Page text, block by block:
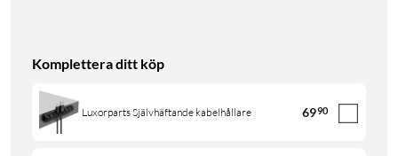
Komplettera ditt köp
Luxorparts Självhäftande kabelhållare 6990